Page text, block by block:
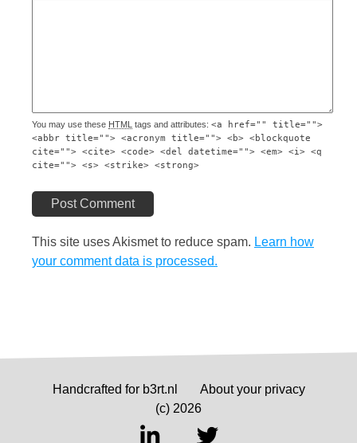
You may use these HTML tags and attributes: <a href="" title="">
<abbr title=""> <acronym title=""> <b> <blockquote
cite=""> <cite> <code> <del datetime=""> <em> <i> <q
cite=""> <s> <strike> <strong>
Post Comment
This site uses Akismet to reduce spam. Learn how
your comment data is processed.
Handcrafted for b3rt.nl
About your privacy
(c) 2026